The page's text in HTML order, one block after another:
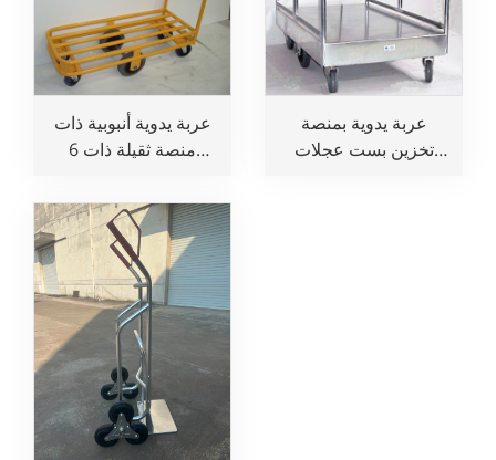
عربة يدوية أنبوبية ذات
منصة ثقيلة ذات 6
عربة يدوية بمنصة
تخزين بست عجلات